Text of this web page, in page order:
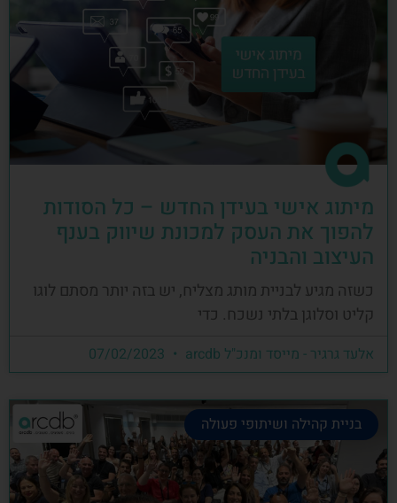
מיתוג אישי בעידן החדש – כל הסודות
להפוך את העסק למכונת שיווק בענף
העיצוב והבניה
כשזה מגיע לבניית מותג מצליח, יש בזה יותר מסתם לוגו
קליט וסלוגן בלתי נשכח. כדי
אלעד גרגיר - מייסד ומנכ"ל arcdb
בניית קהילה ושיתופי פעולה